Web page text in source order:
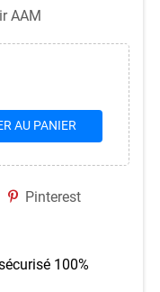
AAM
AU PANIER
Pinterest
100%